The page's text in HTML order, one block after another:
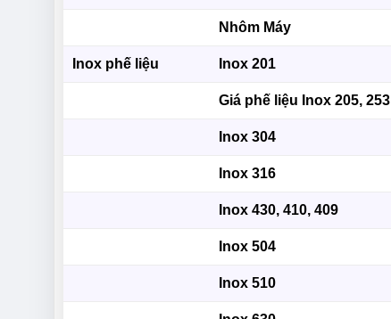
Nhôm Máy
Inox phế liệu Inox 201
Giá phế liệu Inox 205, 253
Inox 304
Inox 316
Inox 430, 410, 409
Inox 504
Inox 510